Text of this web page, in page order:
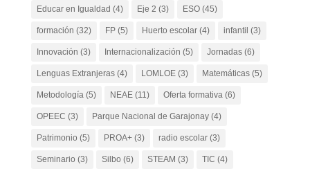
Educar en Igualdad (4) Eje 2 (3) ESO(45)
formación (32) FP(5) Huerto escolar(4) infantil (3)
Innovación (3) Internacionalización (5) Jornadas(6)
Lenguas Extranjeras(4) LOMLOE(3) Matemáticas(5)
Metodología (5) NEAE(11) Oferta formativa (6)
OPEEC (3) Parque Nacional de Garajonay(4)
Patrimonio (5) PROA+(3) radio escolar(3)
Seminario (3) Silbo (6) STEAM (3) TIC (4)